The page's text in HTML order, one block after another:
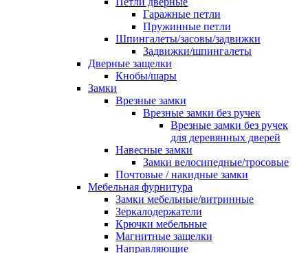
Гаражные петли
Пружинные петли
Шпингалеты/засовы/задвижки
Задвижки/шпингалеты
Дверные защелки
Кнобы/шары
Замки
Врезные замки
Врезные замки без ручек
Врезные замки без ручек
для деревянных дверей
Навесные замки
Замки велосипедные/тросовые
Почтовые / накидные замки
Мебельная фурнитура
Замки мебельные/витринные
Зеркалодержатели
Крючки мебельные
Магнитные защелки
Направляющие